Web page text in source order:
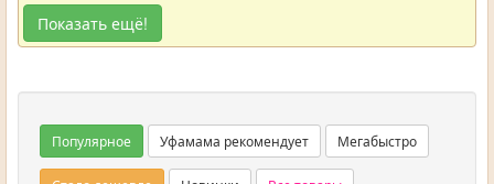
Показать ещё!
Популярное Уфамама рекомендует Мегабыстро